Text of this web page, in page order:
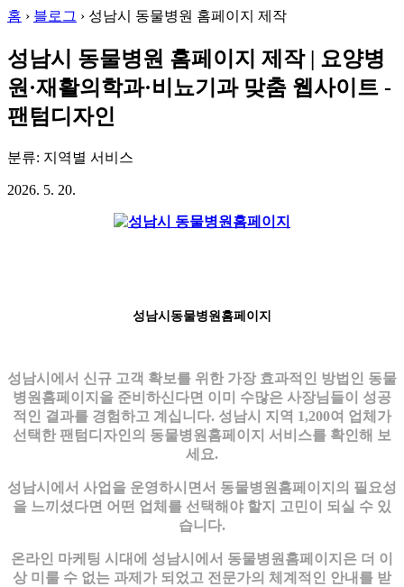
홈 › 블로그 › 성남시 동물병원 홈페이지 제작
성남시 동물병원 홈페이지 제작 | 요양병
원·재활의학과·비뇨기과 맞춤 웹사이트 -
팬텀디자인
분류: 지역별 서비스
2026. 5. 20.
성남시동물병원홈페이지
성남시에서 신규 고객 확보를 위한 가장 효과적인 방법인 동물
병원홈페이지을 준비하신다면 이미 수많은 사장님들이 성공
적인 결과를 경험하고 계십니다. 성남시 지역 1,200여 업체가
선택한 팬텀디자인의 동물병원홈페이지 서비스를 확인해 보
세요.
성남시에서 사업을 운영하시면서 동물병원홈페이지의 필요성
을 느끼셨다면 어떤 업체를 선택해야 할지 고민이 되실 수 있
습니다.
온라인 마케팅 시대에 성남시에서 동물병원홈페이지은 더 이
상 미룰 수 없는 과제가 되었고 전문가의 체계적인 안내를 받